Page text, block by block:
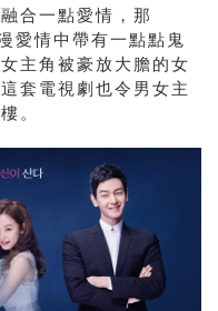
合一點愛情，那
愛情中帶有一點點鬼
主角被豪放大膽的女
套電視劇也令男女主
。